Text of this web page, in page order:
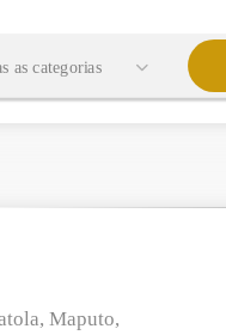
as categorias
Maputo,